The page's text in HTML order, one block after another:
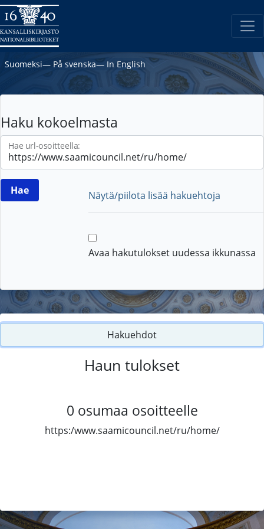
Suomeksi― På svenska― In English
Haku kokoelmasta
Hae url-osoitteella:
Näytä/piilota lisää hakuehtoja
Avaa hakutulokset uudessa ikkunassa
Hakuehdot
Haun tulokset
0 osumaa osoitteelle
https:/www.saamicouncil.net/ru/home/